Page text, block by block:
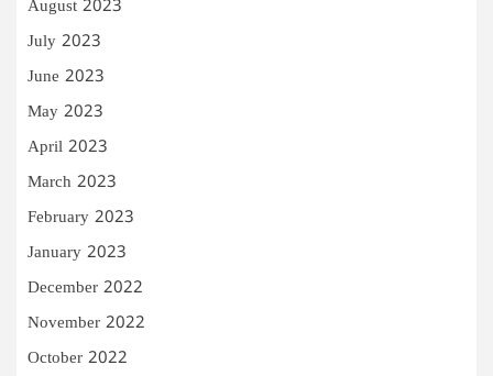
August 2023
July 2023
June 2023
May 2023
April 2023
March 2023
February 2023
January 2023
December 2022
November 2022
October 2022